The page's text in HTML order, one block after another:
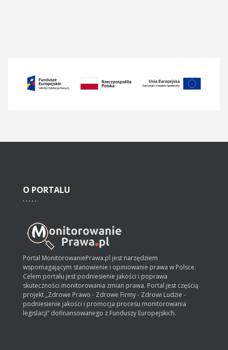
O PORTALU
Portal MonitorowaniePrawa.pl jest narzędziem
wspomagającym stanowienie i opiniowanie prawa w Polsce.
Celem portalu jest podniesienie jakości i poprawa
skuteczności monitorowania zmian prawa. Portal jest częścią
projekt „Zdrowe Prawo - Zdrowe Firmy - Zdrowi Ludzie -
podniesienie jakości i promocja procesu monitorowania
legislacji” dofinansowanego z Funduszy Europejskich.